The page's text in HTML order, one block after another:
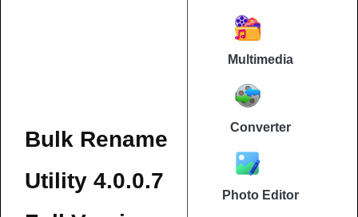
Bulk Rename
Utility 4.0.0.7
Multimedia
Converter
Photo Editor